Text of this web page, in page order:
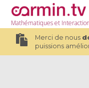
Mathématiqueset
Merci de nous
puissions